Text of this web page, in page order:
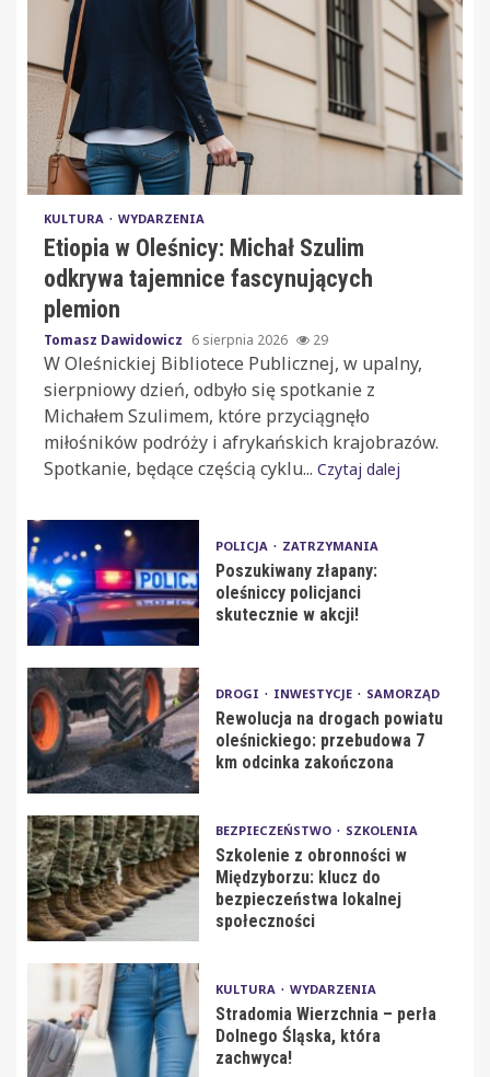
KULTURA WYDARZENIA
Etiopia w Oleśnicy: Michał Szulim
odkrywa tajemnice fascynujących
plemion
Tomasz Dawidowicz 6 sierpnia 2026 29
W Oleśnickiej Bibliotece Publicznej, w upalny,
sierpniowy dzień, odbyło się spotkanie z
Michałem Szulimem, które przyciągnęło
miłośników podróży i afrykańskich krajobrazów.
Spotkanie, będące częścią cyklu... Czytaj dalej
POLICJA ZATRZYMANIA
Poszukiwany złapany:
oleśniccy policjanci
skutecznie w akcji!
DROGI INWESTYCJE SAMORZĄD
Rewolucja na drogach powiatu
oleśnickiego: przebudowa 7
km odcinka zakończona
BEZPIECZEŃSTWO SZKOLENIA
Szkolenie z obronności w
Międzyborzu: klucz do
bezpieczeństwa lokalnej
społeczności
KULTURA WYDARZENIA
Stradomia Wierzchnia – perła
Dolnego Śląska, która
zachwyca!